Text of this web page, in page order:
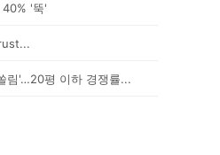
'뚝'
림'…20평 이하 경쟁률...